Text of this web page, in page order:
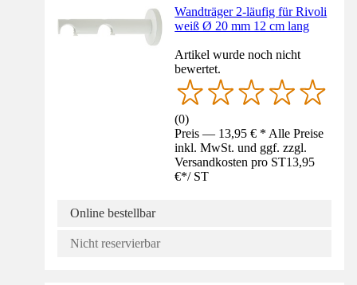
Wandträger 2-läufig für Rivoli
weiß Ø 20 mm 12 cm lang
Artikel wurde noch nicht
bewertet.
(0)
Preis — 13,95 € * Alle Preise
inkl. MwSt. und ggf. zzgl.
Versandkosten pro ST13,95
€*/ ST
Online bestellbar
Nicht reservierbar